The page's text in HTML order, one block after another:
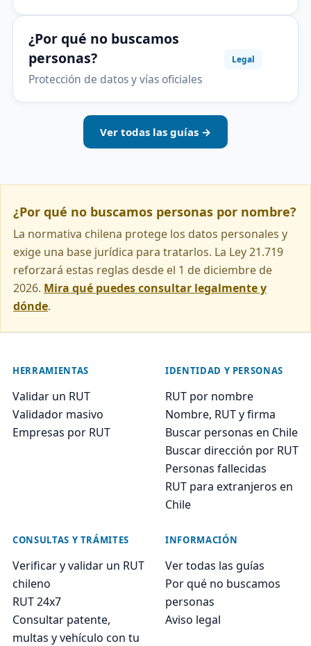
¿Por qué no buscamos
personas?
Protección de datos y vías oficiales
Legal
Ver todas las guías →
¿Por qué no buscamos personas por nombre?
La normativa chilena protege los datos personales y
exige una base jurídica para tratarlos. La Ley 21.719
reforzará estas reglas desde el 1 de diciembre de
2026. Mira qué puedes consultar legalmente y
dónde.
HERRAMIENTAS
Validar un RUT
Validador masivo
Empresas por RUT
IDENTIDAD Y PERSONAS
RUT por nombre
Nombre, RUT y firma
Buscar personas en Chile
Buscar dirección por RUT
Personas fallecidas
RUT para extranjeros en
Chile
CONSULTAS Y TRÁMITES
Verificar y validar un RUT
chileno
RUT 24x7
Consultar patente,
multas y vehículo con tu
INFORMACIÓN
Ver todas las guías
Por qué no buscamos
personas
Aviso legal